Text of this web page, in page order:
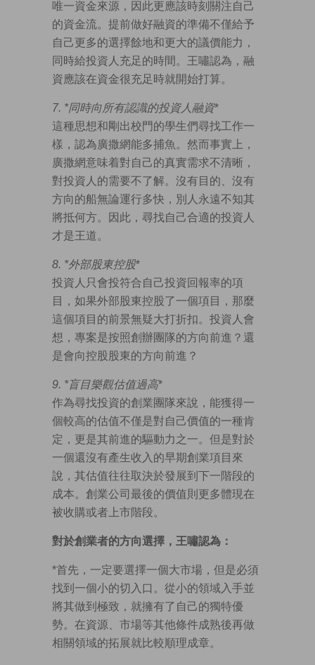
唯一資金來源，因此更應該時刻關注自己
的資金流。提前做好融資的準備不僅給予
自己更多的選擇餘地和更大的議價能力，
同時給投資人充足的時間。王嘯認為，融
資應該在資金很充足時就開始打算。
7. *同時向所有認識的投資人融資*
這種思想和剛出校門的學生們尋找工作一
樣，認為廣撒網能多捕魚。然而事實上，
廣撒網意味着對自己的真實需求不清晰，
對投資人的需要不了解。沒有目的、沒有
方向的船無論運行多快，別人永遠不知其
將抵何方。因此，尋找自己合適的投資人
才是王道。
8. *外部股東控股*
投資人只會投符合自己投資回報率的項
目，如果外部股東控股了一個項目，那麼
這個項目的前景無疑大打折扣。投資人會
想，專案是按照創辦團隊的方向前進？還
是會向控股股東的方向前進？
9. *盲目樂觀估值過高*
作為尋找投資的創業團隊來說，能獲得一
個較高的估值不僅是對自己價值的一種肯
定，更是其前進的驅動力之一。但是對於
一個還沒有產生收入的早期創業項目來
說，其估值往往取決於發展到下一階段的
成本。創業公司最後的價值則更多體現在
被收購或者上市階段。
對於創業者的方向選擇，王嘯認為：
*首先，一定要選擇一個大市場，但是必須
找到一個小的切入口。從小的領域入手並
將其做到極致，就擁有了自己的獨特優
勢。在資源、市場等其他條件成熟後再做
相關領域的拓展就比較順理成章。